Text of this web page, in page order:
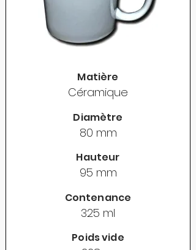
Matière
Céramique
Diamètre
80 mm
Hauteur
95 mm
Contenance
325 ml
Poids vide